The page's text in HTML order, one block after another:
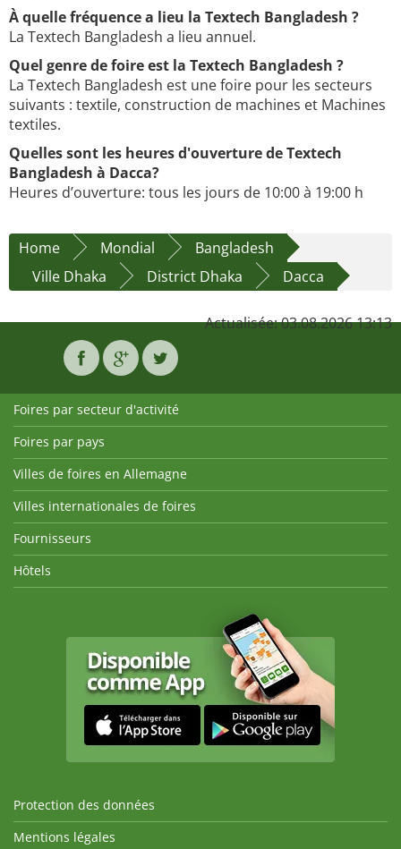
À quelle fréquence a lieu la Textech Bangladesh ?
La Textech Bangladesh a lieu annuel.
Quel genre de foire est la Textech Bangladesh ?
La Textech Bangladesh est une foire pour les secteurs
suivants : textile, construction de machines et Machines
textiles.
Quelles sont les heures d'ouverture de Textech
Bangladesh à Dacca?
Heures d’ouverture: tous les jours de 10:00 à 19:00 h
Home Mondial
Bangladesh
Ville Dhaka
District Dhaka Dacca
Actualisée: 03.08.2026 13:13
Foires par secteur d'activité
Foires par pays
Villes de foires en Allemagne
Villes internationales de foires
Fournisseurs
Hôtels
Protection des données
Mentions légales